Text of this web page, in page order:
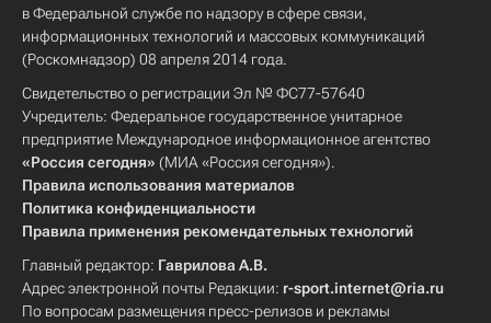
в Федеральной службе по надзору в сфере связи,
информационных технологий и массовых коммуникаций
(Роскомнадзор) 08 апреля 2014 года.
Свидетельство о регистрации Эл № ФС77-57640
Учредитель: Федеральное государственное унитарное
предприятие Международное информационное агентство
«Россия сегодня» (МИА «Россия сегодня»).
Правила использования материалов
Политика конфиденциальности
Правила применения рекомендательных технологий
Главный редактор: Гаврилова А.В.
Адрес электронной почты Редакции: r-sport.internet@ria.ru
По вопросам размещения пресс-релизов и рекламы